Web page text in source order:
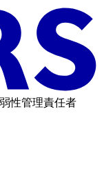
性管理責任者